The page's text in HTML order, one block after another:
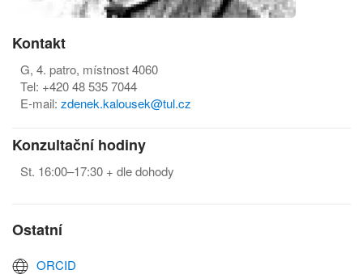
Kontakt
G, 4. patro, místnost 4060
Tel: +420 48 535 7044
E-mail: zdenek.kalousek@tul.cz
Konzultační hodiny
St. 16:00–17:30 + dle dohody
Ostatní
ORCID